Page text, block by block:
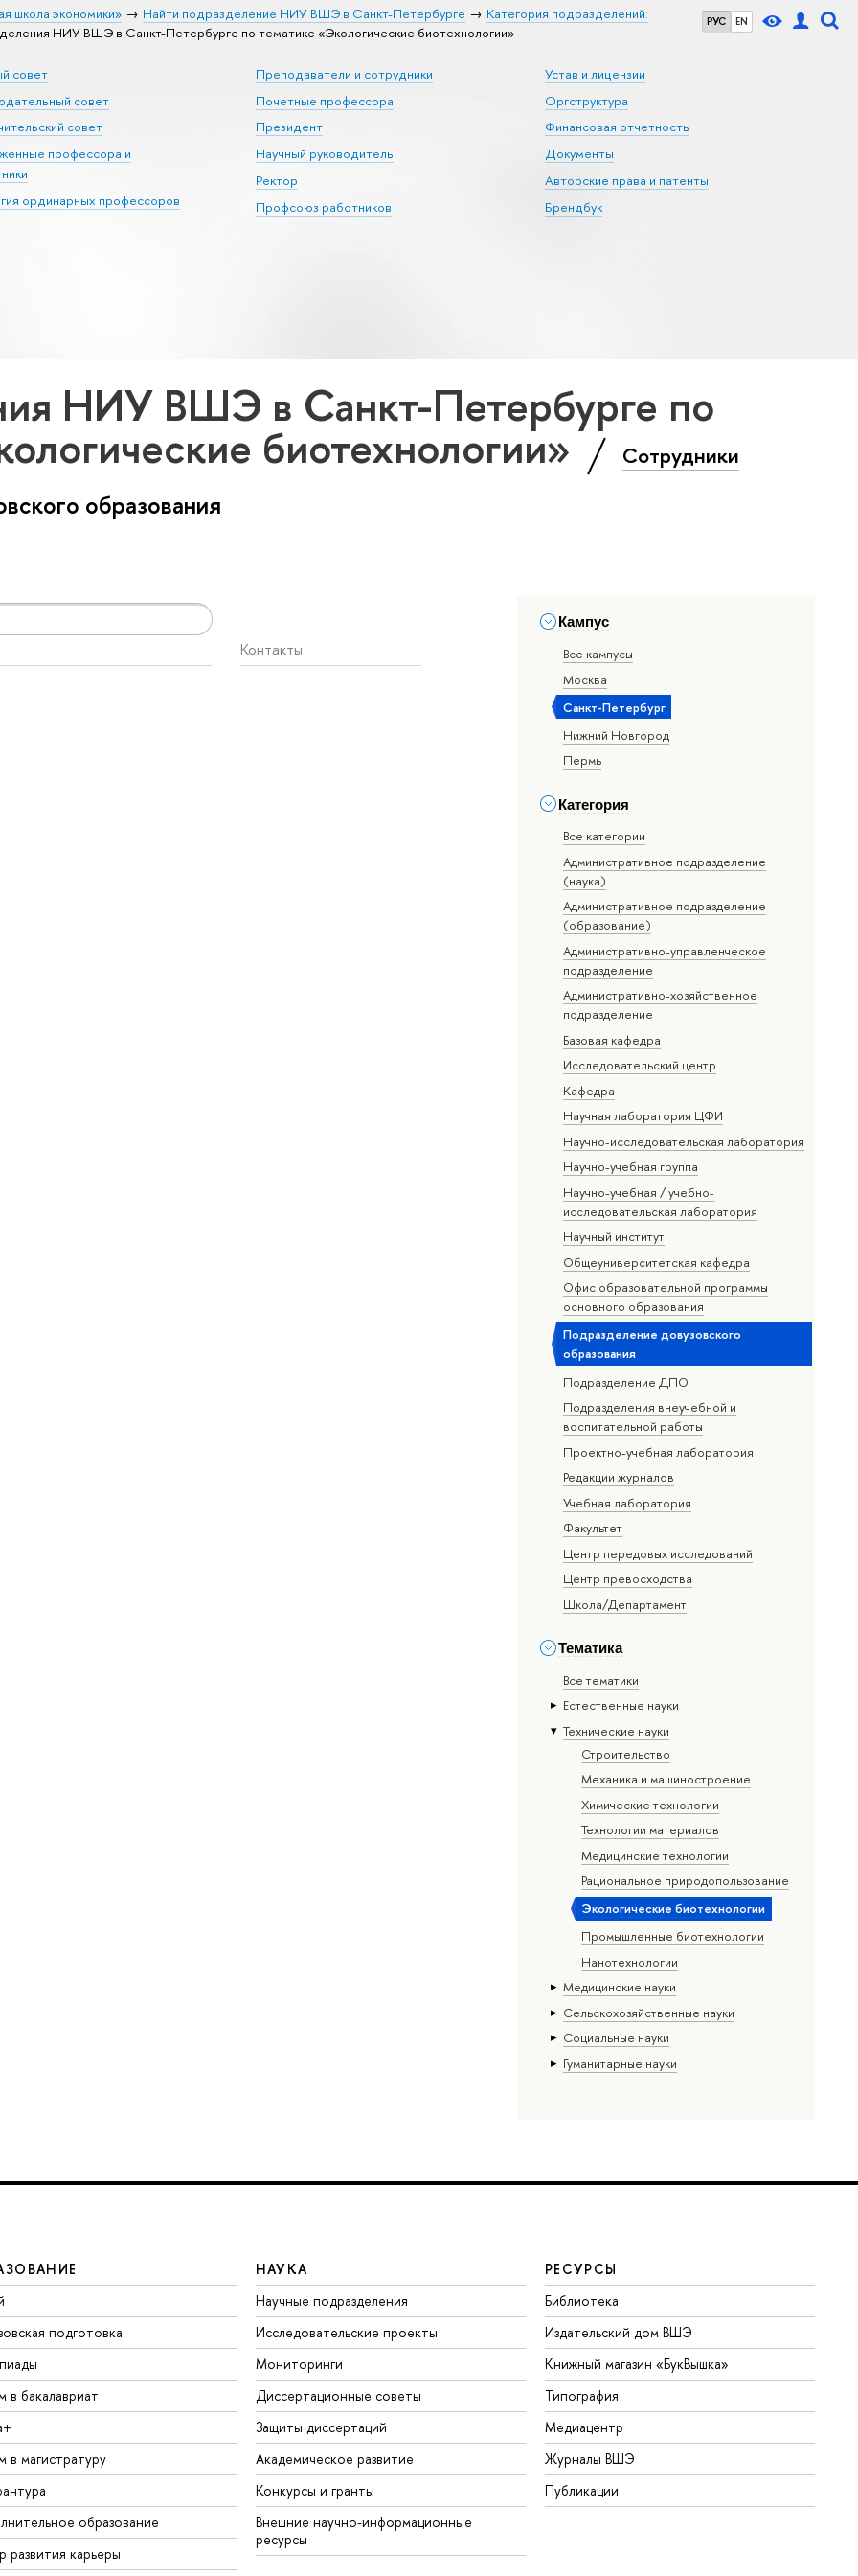
РУС EN
школа экономики» Найти подразделение НИУ ВШЭ в Санкт-Петербурге
Категория подразделений:
НИУ ВШЭ в Санкт-Петербурге по тематике «Экологические биотехнологии»
совет
совет
совет
профессора и
ординарных профессоров
Преподаватели и сотрудники
Почетные профессора
Президент
Научный руководитель
Ректор
Профсоюз работников
Устав и лицензии
Оргструктура
Финансовая отчетность
Документы
Авторские права и патенты
Брендбук
НИУ ВШЭ в Санкт-Петербурге по
биотехнологии» Сотрудники
образования
Кампус
Все кампусы
Москва
Санкт-Петербург
Нижний Новгород
Пермь
Категория
Все категории
Административное подразделение
(наука)
Административное подразделение
(образование)
Административно-управленческое
подразделение
Административно-хозяйственное
подразделение
Базовая кафедра
Исследовательский центр
Кафедра
Научная лаборатория ЦФИ
Научно-исследовательская лаборатория
Научно-учебная группа
Научно-учебная / учебно-
исследовательская лаборатория
Научный институт
Общеуниверситетская кафедра
Офис образовательной программы
основного образования
Подразделение довузовского
образования
Подразделение ДПО
Подразделения внеучебной и
воспитательной работы
Проектно-учебная лаборатория
Редакции журналов
Учебная лаборатория
Факультет
Центр передовых исследований
Центр превосходства
Школа/Департамент
Тематика
Все тематики
Естественные науки
Тех­ничес­кие науки
Строительство
Механика и машиностроение
Химические технологии
Технологии материалов
Медицинские технологии
Рациональное природопользование
Экологические биотехнологии
Промышленные биотехнологии
Нанотехнологии
Медицинские науки
Сельскохозяйственные науки
Социальные науки
Гуманитарные науки
Контакты
подготовка
в бакалавриат
в магистратуру
образование
развития карьеры
НАУКА
Научные подразделения
Исследовательские проекты
Мониторинги
Диссертационные советы
Защиты диссертаций
Академическое развитие
Конкурсы и гранты
Внешние научно-информационные
ресурсы
РЕСУРСЫ
Библиотека
Издательский дом ВШЭ
Книжный магазин «БукВышка»
Типография
Медиацентр
Журналы ВШЭ
Публикации